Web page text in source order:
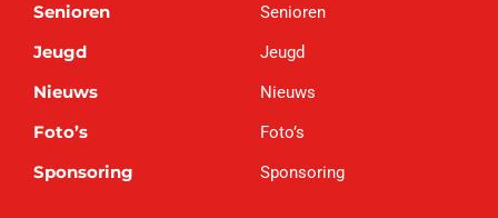
Senioren
Jeugd
Nieuws
Foto’s
Sponsoring
Senioren
Jeugd
Nieuws
Foto’s
Sponsoring